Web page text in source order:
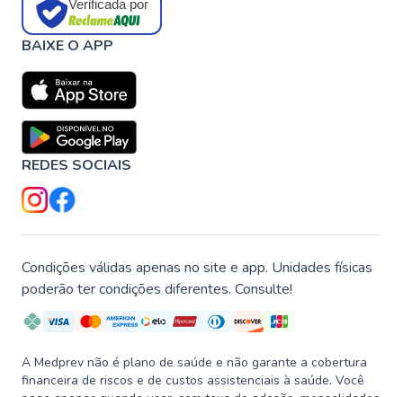
Verificada por
BAIXE O APP
REDES SOCIAIS
Condições válidas apenas no site e app. Unidades físicas
poderão ter condições diferentes. Consulte!
A Medprev não é plano de saúde e não garante a cobertura
financeira de riscos e de custos assistenciais à saúde. Você